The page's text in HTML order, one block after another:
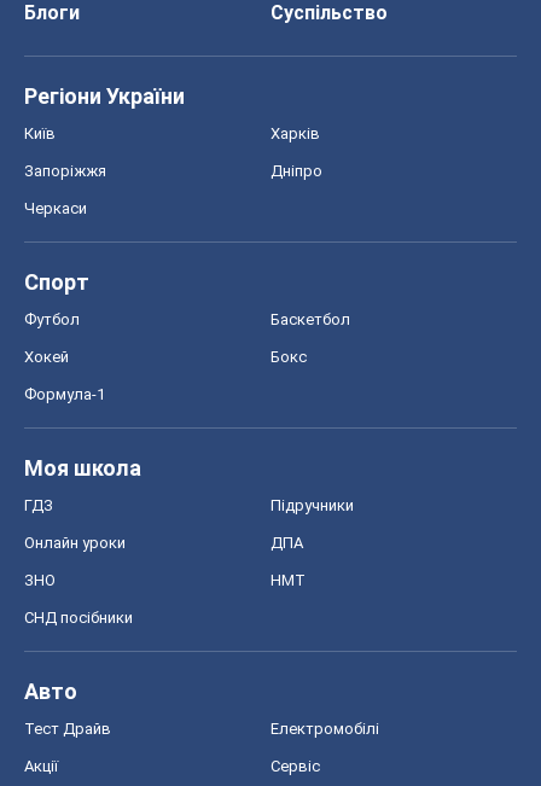
Блоги
Суспільство
Регіони України
Київ Харків
Запоріжжя Дніпро
Черкаси
Спорт
Футбол Баскетбол
Хокей Бокс
Формула-1
Моя школа
ГДЗ Підручники
Онлайн уроки ДПА
ЗНО НМТ
СНД посібники
Авто
Тест Драйв Електромобілі
Акції Сервіс